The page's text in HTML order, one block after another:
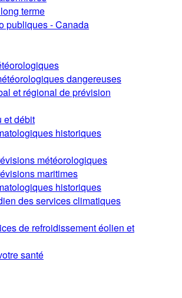
terme
publiques - Canada
dangereuses
et régional de prévision
et débit
historiques
météorologiques
maritimes
historiques
des services climatiques
de refroidissement éolien et
santé